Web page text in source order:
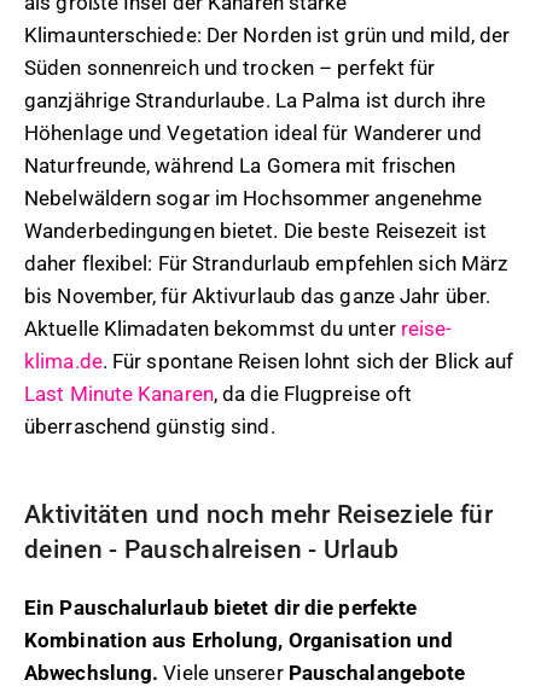
Klimaunterschiede: Der Norden ist grün und mild, der
Süden sonnenreich und trocken – perfekt für
ganzjährige Strandurlaube. La Palma ist durch ihre
Höhenlage und Vegetation ideal für Wanderer und
Naturfreunde, während La Gomera mit frischen
Nebelwäldern sogar im Hochsommer angenehme
Wanderbedingungen bietet. Die beste Reisezeit ist
daher flexibel: Für Strandurlaub empfehlen sich März
bis November, für Aktivurlaub das ganze Jahr über.
Aktuelle Klimadaten bekommst du unter reise-
klima.de. Für spontane Reisen lohnt sich der Blick auf
Last Minute Kanaren, da die Flugpreise oft
überraschend günstig sind.
Aktivitäten und noch mehr Reiseziele für
deinen - Pauschalreisen - Urlaub
Ein Pauschalurlaub bietet dir die perfekte
Kombination aus Erholung, Organisation und
Abwechslung. Viele unserer Pauschalangebote